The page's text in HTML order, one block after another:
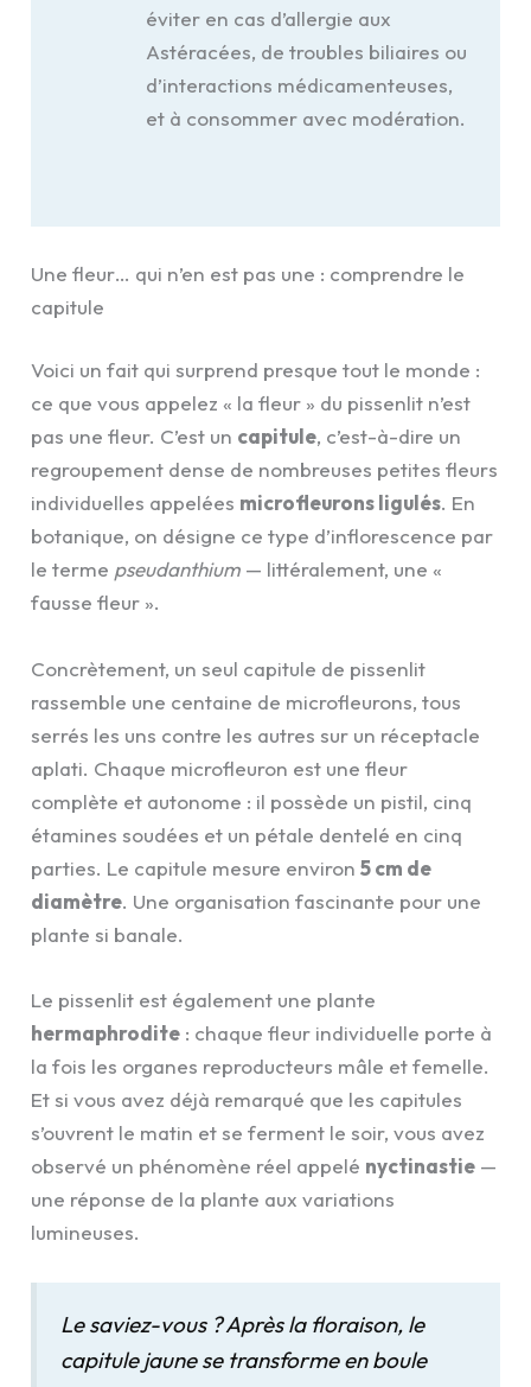
éviter en cas d’allergie aux
Astéracées, de troubles biliaires ou
d’interactions médicamenteuses,
et à consommer avec modération.
Une fleur… qui n’en est pas une : comprendre le
capitule
Voici un fait qui surprend presque tout le monde :
ce que vous appelez « la fleur » du pissenlit n’est
pas une fleur. C’est un capitule, c’est-à-dire un
regroupement dense de nombreuses petites fleurs
individuelles appelées microfleurons ligulés. En
botanique, on désigne ce type d’inflorescence par
le terme pseudanthium — littéralement, une «
fausse fleur ».
Concrètement, un seul capitule de pissenlit
rassemble une centaine de microfleurons, tous
serrés les uns contre les autres sur un réceptacle
aplati. Chaque microfleuron est une fleur
complète et autonome : il possède un pistil, cinq
étamines soudées et un pétale dentelé en cinq
parties. Le capitule mesure environ5 cm de
diamètre. Une organisation fascinante pour une
plante si banale.
Le pissenlit est également une plante
hermaphrodite : chaque fleur individuelle porte à
la fois les organes reproducteurs mâle et femelle.
Et si vous avez déjà remarqué que les capitules
s’ouvrent le matin et se ferment le soir, vous avez
observé un phénomène réel appelé nyctinastie —
une réponse de la plante aux variations
lumineuses.
Le saviez-vous ? Après la floraison, le
capitule jaune se transforme en boule